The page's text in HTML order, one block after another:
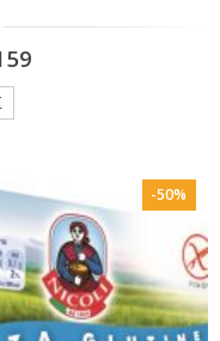
-50%